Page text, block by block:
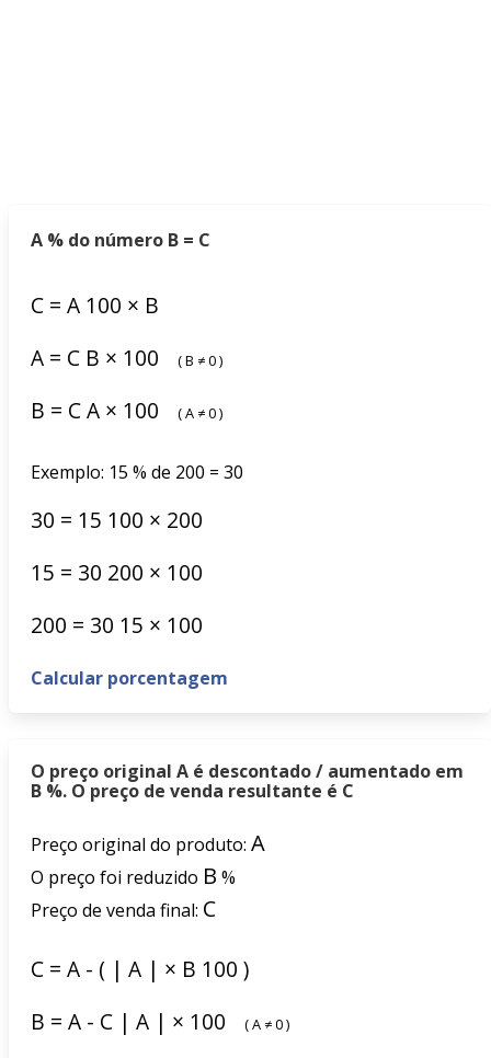
A % do número B = C
C = A 100 × B
A = C B × 100 (B ≠0)
B = CA × 100 (A ≠0)
Exemplo: 15 % de 200 = 30
30 = 15 100 × 200
15 = 30 200 × 100
200 = 30 15 × 100
Calcular porcentagem
O preço original A é descontado / aumentado em
B %. O preço de venda resultante é C
Preço original do produto: A
O preço foi reduzido B %
Preço de venda final: C
C = A - ( | A | × B 100 )
B = A - C | A | × 100 (A ≠0)